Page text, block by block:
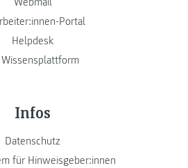
Portal
Helpdesk
Wissensplattform
Infos
Datenschutz
für Hinweisgeber:innen